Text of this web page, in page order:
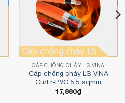
CÁP CHỐNG CHÁY LS VINA
Cáp chống cháy LS VINA
Cu/Fr-PVC 5.5 sqmm
17,880₫